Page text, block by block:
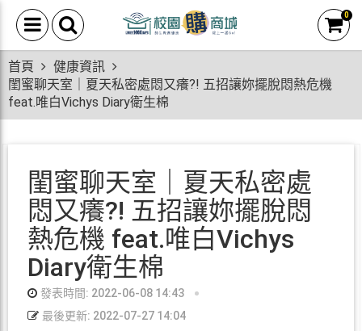
0
首頁
健康資訊
閨蜜聊天室｜夏天私密處悶又癢?! 五招讓妳擺脫悶熱危機
feat.唯白Vichys Diary衛生棉
閨蜜聊天室｜夏天私密處
悶又癢?! 五招讓妳擺脫悶
熱危機 feat.唯白Vichys
Diary衛生棉
發表時間: 2022-06-08 14:43
最後更新: 2022-07-27 14:04